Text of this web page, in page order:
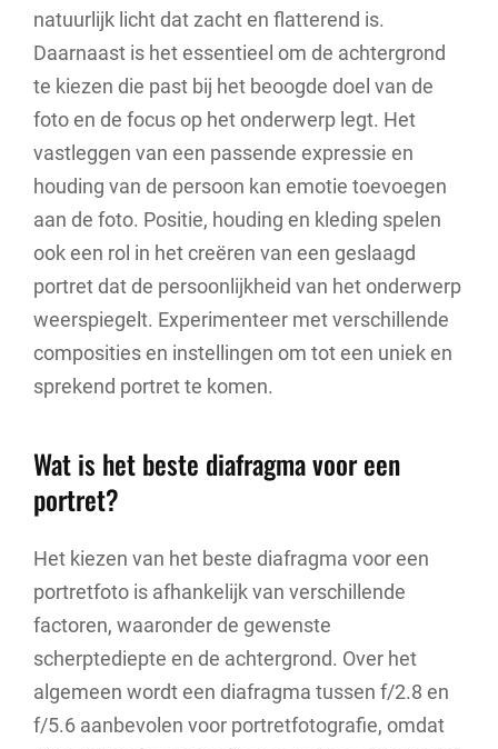
natuurlijk licht dat zacht en flatterend is.
Daarnaast is het essentieel om de achtergrond
te kiezen die past bij het beoogde doel van de
foto en de focus op het onderwerp legt. Het
vastleggen van een passende expressie en
houding van de persoon kan emotie toevoegen
aan de foto. Positie, houding en kleding spelen
ook een rol in het creëren van een geslaagd
portret dat de persoonlijkheid van het onderwerp
weerspiegelt. Experimenteer met verschillende
composities en instellingen om tot een uniek en
sprekend portret te komen.
Wat is het beste diafragma voor een
portret?
Het kiezen van het beste diafragma voor een
portretfoto is afhankelijk van verschillende
factoren, waaronder de gewenste
scherptediepte en de achtergrond. Over het
algemeen wordt een diafragma tussen f/2.8 en
f/5.6 aanbevolen voor portretfotografie, omdat